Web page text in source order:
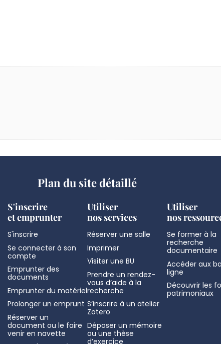
Plan du site détaillé
S'inscrire
et emprunter
S'inscrire
Se connecter à son
compte
Emprunter des
documents
Emprunter du matériel
Prolonger un emprunt
Réserver un
document ou le faire
venir en navette
Utiliser
nos services
Réserver une salle
Imprimer
Visiter une BU
Prendre un rendez-
vous d’aide à la
recherche
S’inscrire à un atelier
Zotero
Déposer un mémoire
ou une thèse
d’exercice
Utiliser
nos
Se former à la
recherche
documentaire
Accéder aux
ligne
Découvrir les
patrimoniaux